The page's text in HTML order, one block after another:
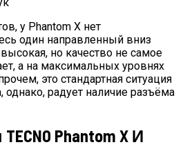
у Phantom X нет
один направленный вниз
но качество не самое
а на максимальных уровнях
это стандартная ситуация
однако, радует наличие разъёма
Phantom X И